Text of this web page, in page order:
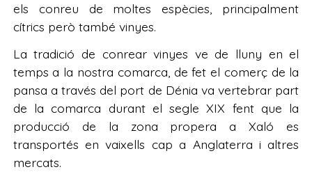
els conreu de moltes espècies, principalment
cítrics però també vinyes.
La tradició de conrear vinyes ve de lluny en el
temps a la nostra comarca, de fet el comerç de la
pansa a través del port de Dénia va vertebrar part
de la comarca durant el segle XIX fent que la
producció de la zona propera a Xaló es
transportés en vaixells cap a Anglaterra i altres
mercats.